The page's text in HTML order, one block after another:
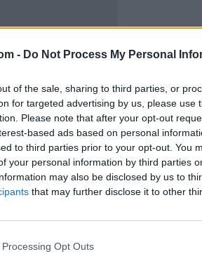
- Do Not Process My Personal
of the sale, sharing to third parties, or
for targeted advertising by us, please use
Please note that after your opt-out
based ads based on personal
to third parties prior to your opt-out. You
your personal information by third parties
may also be disclosed by us to
that may further disclose it to other
Opt Outs
et la rue de la Cure en
devant lequel il y a un